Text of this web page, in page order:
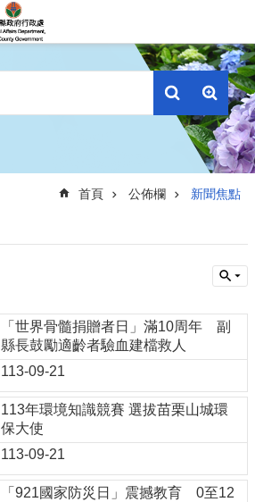
首頁 公佈欄 新聞焦點
「世界骨髓捐贈者日」滿10周年 副
縣長鼓勵適齡者驗血建檔救人
113-09-21
113年環境知識競賽 選拔苗栗山城環
保大使
113-09-21
「921國家防災日」震撼教育 0至12